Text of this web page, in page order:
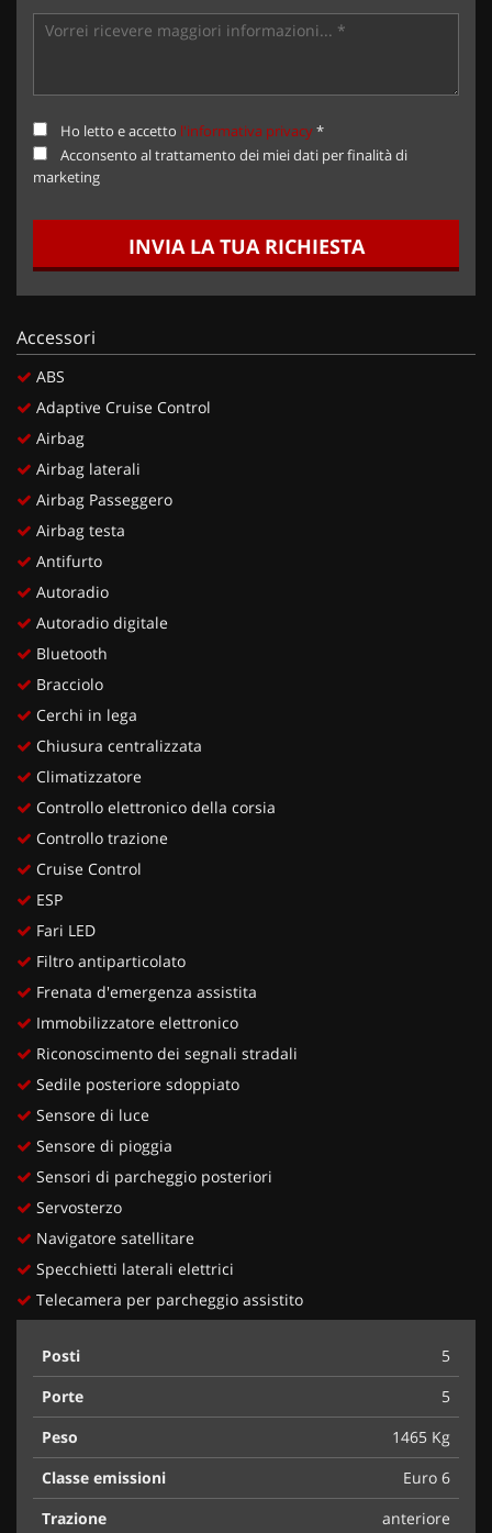
Ho letto e accetto l'informativa privacy*
Acconsento al trattamento dei miei dati per finalità di
marketing
INVIA LA TUA RICHIESTA
Accessori
ABS
Adaptive Cruise Control
Airbag
Airbag laterali
Airbag Passeggero
Airbag testa
Antifurto
Autoradio
Autoradio digitale
Bluetooth
Bracciolo
Cerchi in lega
Chiusura centralizzata
Climatizzatore
Controllo elettronico della corsia
Controllo trazione
Cruise Control
ESP
Fari LED
Filtro antiparticolato
Frenata d'emergenza assistita
Immobilizzatore elettronico
Riconoscimento dei segnali stradali
Sedile posteriore sdoppiato
Sensore di luce
Sensore di pioggia
Sensori di parcheggio posteriori
Servosterzo
Navigatore satellitare
Specchietti laterali elettrici
Telecamera per parcheggio assistito
Posti
5
Porte
5
Peso
1465 Kg
Classe emissioni
Euro 6
Trazione
anteriore